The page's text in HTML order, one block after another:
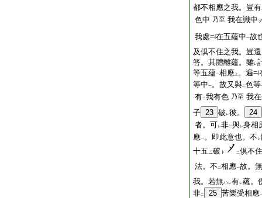
都不相應之我。豈有
色中 乃至 我在識中
我處 在五蘊中一故
及倶不住之我。豈
答。其體離蘊。雖レ
等五蘊一相應 上 。遍
等中一。故又與二色等
有二我有色 乃至 我
子 23 破 レ彼。
24
者。可レ非二與レ身相
應一。即此意也。不 レ
十五ニ破 ト 二倶不
法。不 二相應一故。無
我。若無ハレ有レ蘊。
非二 25 苦樂受相應